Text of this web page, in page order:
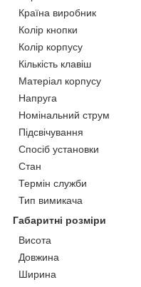
Країна виробник
Колір кнопки
Колір корпусу
Кількість клавіш
Матеріал корпусу
Напруга
Номінальний струм
Підсвічування
Спосіб установки
Стан
Термін служби
Тип вимикача
Габаритні розміри
Висота
Довжина
Ширина